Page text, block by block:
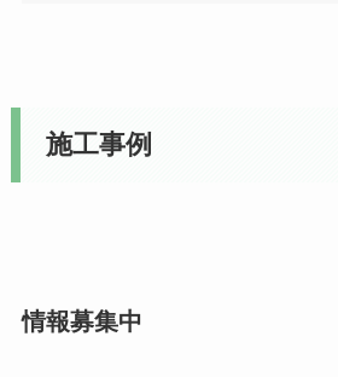
施工事例
情報募集中